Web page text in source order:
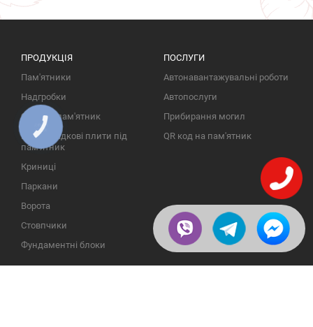
ПРОДУКЦІЯ
Пам'ятники
Надгробки
Фото на пам'ятник
Протиусадкові плити під
пам'ятник
Криниці
Паркани
Ворота
Стовпчики
Фундаментні блоки
ПОСЛУГИ
Автонавантажувальні роботи
Автопослуги
Прибирання могил
QR код на пам'ятник
КНОПКА
ЗВ'ЯЗКУ